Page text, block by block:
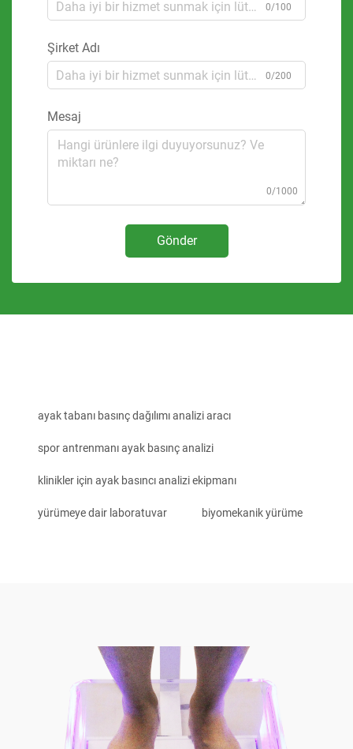
0/100
Şirket Adı
0/200
Mesaj
0/1000
Gönder
ayak tabanı basınç dağılımı analizi aracı
spor antrenmanı ayak basınç analizi
klinikler için ayak basıncı analizi ekipmanı
yürümeye dair laboratuvar biyomekanik yürüme